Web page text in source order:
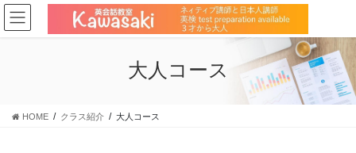
コ
ン
ナ
ビ
大人コース
HOME クラス紹介 大人コース